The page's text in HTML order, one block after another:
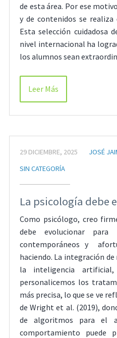
de esta área. Por ese
y de contenidos se realiza
Esta selección cuidadosa
nivel internacional ha
los alumnos sean
Leer Más
29 DICIEMBRE, 2025
JOSÉ
SIN CATEGORÍA
La psicología debe
Como psicólogo, creo
debe evolucionar para
contemporáneos y
haciendo. La integración
la inteligencia
personalicemos los
más precisa, lo que se ve
de Wright et al. (2019),
de algoritmos para el
comportamiento puede